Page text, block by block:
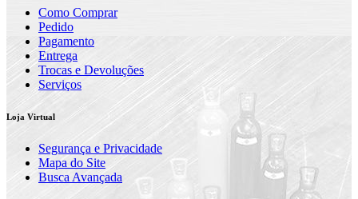
Como Comprar
Pedido
Pagamento
Entrega
Trocas e Devoluções
Serviços
Loja Virtual
Segurança e Privacidade
Mapa do Site
Busca Avançada